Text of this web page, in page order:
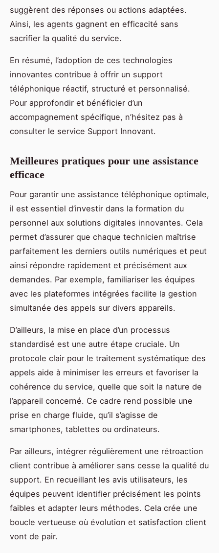
suggèrent des réponses ou actions adaptées.
Ainsi, les agents gagnent en efficacité sans
sacrifier la qualité du service.
En résumé, l’adoption de ces technologies
innovantes contribue à offrir un support
téléphonique réactif, structuré et personnalisé.
Pour approfondir et bénéficier d’un
accompagnement spécifique, n’hésitez pas à
consulter le service Support Innovant.
Meilleures pratiques pour une assistance
efficace
Pour garantir une assistance téléphonique optimale,
il est essentiel d’investir dans la formation du
personnel aux solutions digitales innovantes. Cela
permet d’assurer que chaque technicien maîtrise
parfaitement les derniers outils numériques et peut
ainsi répondre rapidement et précisément aux
demandes. Par exemple, familiariser les équipes
avec les plateformes intégrées facilite la gestion
simultanée des appels sur divers appareils.
D’ailleurs, la mise en place d’un processus
standardisé est une autre étape cruciale. Un
protocole clair pour le traitement systématique des
appels aide à minimiser les erreurs et favoriser la
cohérence du service, quelle que soit la nature de
l’appareil concerné. Ce cadre rend possible une
prise en charge fluide, qu’il s’agisse de
smartphones, tablettes ou ordinateurs.
Par ailleurs, intégrer régulièrement une rétroaction
client contribue à améliorer sans cesse la qualité du
support. En recueillant les avis utilisateurs, les
équipes peuvent identifier précisément les points
faibles et adapter leurs méthodes. Cela crée une
boucle vertueuse où évolution et satisfaction client
vont de pair.